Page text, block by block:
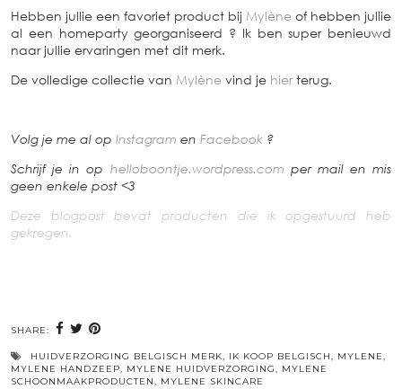
Hebben jullie een favoriet product bij Mylène of hebben jullie
al een homeparty georganiseerd ? Ik ben super benieuwd
naar jullie ervaringen met dit merk.
De volledige collectie van Mylène vind je hier terug.
Volg je me al op Instagram en Facebook ?
Schrijf je in op helloboontje.wordpress.com per mail en mis
geen enkele post <3
Deze blogpost bevat producten die ik opgestuurd heb
gekregen.
SHARE:
HUIDVERZORGING BELGISCH MERK, IK KOOP BELGISCH, MYLENE,
MYLENE HANDZEEP, MYLENE HUIDVERZORGING, MYLENE
SCHOONMAAKPRODUCTEN, MYLENE SKINCARE